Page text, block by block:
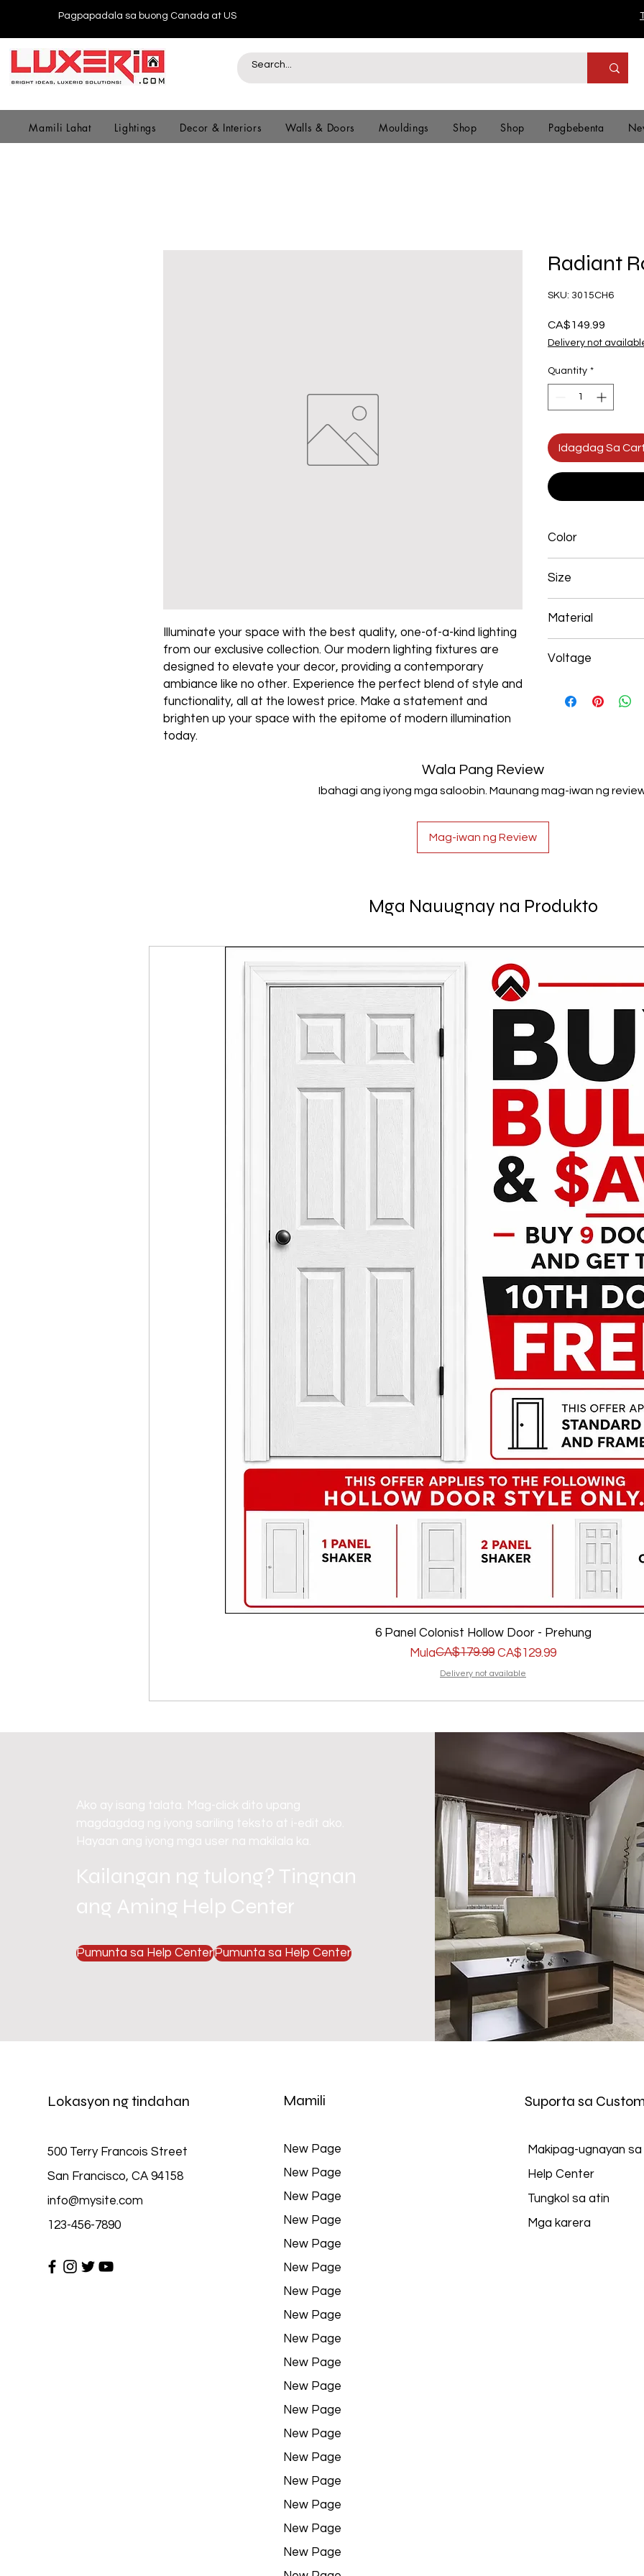
Pagpapadala sa buong Canada at US
Mamili Lahat Lightings Decor & Interiors Walls & Doors Mouldings Shop Shop Pagbebenta
Illuminate your space with the best quality, one-of-a-kind lighting
from our exclusive collection. Our modern lighting fixtures are
designed to elevate your decor, providing a contemporary
ambiance like no other. Experience the perfect blend of style and
functionality, all at the lowest price. Make a statement and
brighten up your space with the epitome of modern illumination
today.
Radiant
SKU: 3015CH6
CA$149.99
Delivery not
Quantity *
Idagdag Sa
Color
Size
Material
Voltage
Wala Pang Review
Ibahagi ang iyong mga saloobin. Maunang mag-iwan ng
Mag-iwan ng Review
Mga Nauugnay na Produkto
6 Panel Colonist Hollow Door - Prehung
Mula
Regular na Presyo
CA$179.99 CA$129.99
Sale Price
Delivery not available
Ako ay isang talata. Mag-click dito upang
magdagdag ng iyong sariling teksto at i-edit ako.
Hayaan ang iyong mga user na makilala ka.
Kailangan ng tulong? Tingnan
ang Aming Help Center
Pumunta sa Help CenterPumunta sa Help Center
Lokasyon ng tindahan
500 Terry Francois Street
San Francisco, CA 94158
info@mysite.com
123-456-7890
Mamili
New Page
New Page
New Page
New Page
New Page
New Page
New Page
New Page
New Page
New Page
New Page
New Page
New Page
New Page
New Page
New Page
New Page
New Page
Suporta sa
Makipag-ugnayan
Help Center
Tungkol sa atin
Mga karera